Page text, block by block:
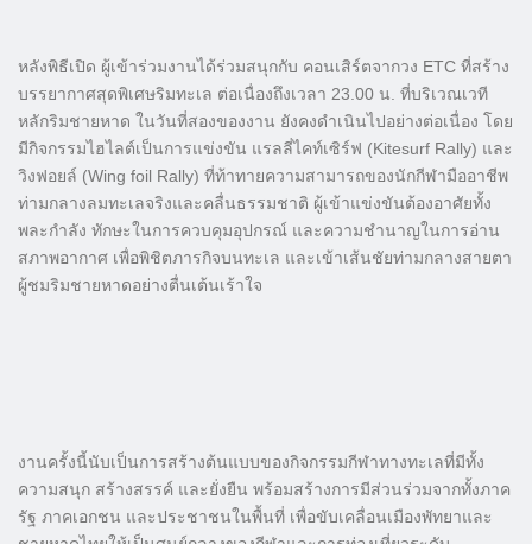
หลังพิธีเปิด ผู้เข้าร่วมงานได้ร่วมสนุกกับ คอนเสิร์ตจากวง ETC ที่สร้าง
บรรยากาศสุดพิเศษริมทะเล ต่อเนื่องถึงเวลา 23.00 น. ที่บริเวณเวที
หลักริมชายหาด ในวันที่สองของงาน ยังคงดำเนินไปอย่างต่อเนื่อง โดย
มีกิจกรรมไฮไลต์เป็นการแข่งขัน แรลลี่ไคท์เซิร์ฟ (Kitesurf Rally) และ
วิงฟอยล์ (Wing foil Rally) ที่ท้าทายความสามารถของนักกีฬามืออาชีพ
ท่ามกลางลมทะเลจริงและคลื่นธรรมชาติ ผู้เข้าแข่งขันต้องอาศัยทั้ง
พละกำลัง ทักษะในการควบคุมอุปกรณ์ และความชำนาญในการอ่าน
สภาพอากาศ เพื่อพิชิตภารกิจบนทะเล และเข้าเส้นชัยท่ามกลางสายตา
ผู้ชมริมชายหาดอย่างตื่นเต้นเร้าใจ
งานครั้งนี้นับเป็นการสร้างต้นแบบของกิจกรรมกีฬาทางทะเลที่มีทั้ง
ความสนุก สร้างสรรค์ และยั่งยืน พร้อมสร้างการมีส่วนร่วมจากทั้งภาค
รัฐ ภาคเอกชน และประชาชนในพื้นที่ เพื่อขับเคลื่อนเมืองพัทยาและ